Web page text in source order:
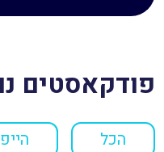
פודקאסטים
הכל